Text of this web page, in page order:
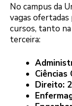
No campus da
vagas
cursos, tanto na
terceira:
Ciências
Direito: